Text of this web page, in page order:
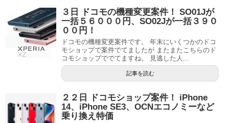
３日 ドコモの機種変更案件！ SO01Jが
一括５６０００円、SO02Jが一括３９０
００円！
ドコモの機種変更案件です。 年末にいくつかのドコ
モショップで案件でてましたが またまたこちらのド
コモショップででてますね。 見逃した人...
記事を読む
２２日 ドコモショップ案件！ iPhone
14、iPhone SE3、OCNエコノミーなど
乗り換え特価